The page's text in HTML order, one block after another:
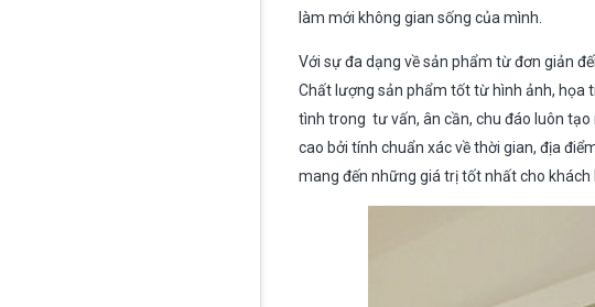
làm mới không gian sống của mình.
Với sự đa dạng về sản phẩm từ đơn giản
Chất lượng sản phẩm tốt từ hình ảnh, họa
tình trong tư vấn, ân cần, chu đáo luôn
cao bởi tính chuẩn xác về thời gian, địa
mang đến những giá trị tốt nhất cho khách